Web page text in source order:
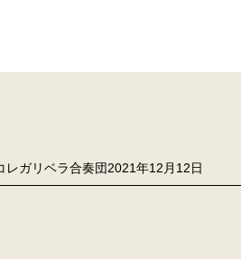
レガリベラ合奏団2021年12月12日